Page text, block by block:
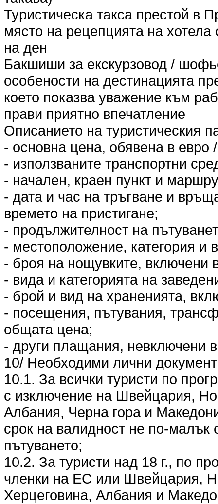
Туристическа такса престой в
място на рецепцията на хотела
на ден
Бакшиши за екскурзовод /
особености на дестинацията
което показва уважение към
прави приятно впечатление
Описанието на туристическия
- основна цена, обявена в евро
- използваните транспортни
- начален, краен пункт и
- дата и час на тръгване и
времето на пристигане;
- продължителност на
- местоположение, категория и
- броя на нощувките, включени
- вида и категорията на
- брой и вид на храненията,
- посещения, пътувания,
общата цена;
- други плащания, невключени
10/ Необходими лични
10.1. За всички туристи по
с изключение на Швейцария,
Албания, Черна гора и
срок на валидност не по-
пътуването;
10.2. За туристи над 18 г., по
членки на ЕС или Швейцария,
Херцеговина, Албания и